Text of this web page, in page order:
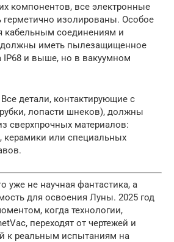
компонентов, все электронные
изолированы. Особое
кабельным соединениям и
иметь пылезащищенное
IP68 и выше, но в вакуумном
детали, контактирующие с
лопасти шнеков), должны
сверхпрочных материалов:
керамики или специальных
уже не научная фантастика, а
для освоения Луны. 2025 год
когда технологии,
переходят от чертежей и
к реальным испытаниям на